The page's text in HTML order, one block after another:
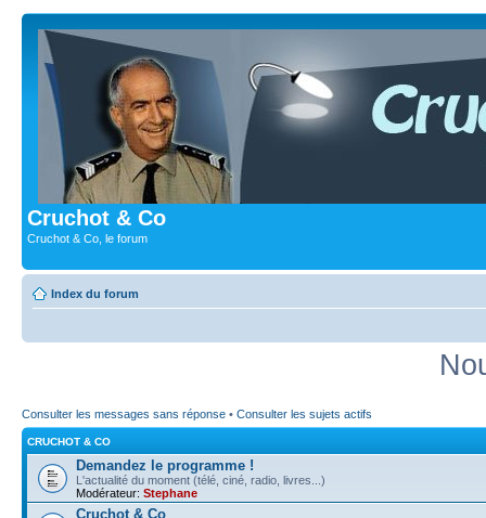
Cruchot & Co
Cruchot & Co, le forum
Index du forum
Consulter les messages sans réponse • Consulter les sujets actifs
CRUCHOT & CO
Demandez le programme !
L'actualité du moment (télé, ciné, radio, livres...)
Modérateur: Stephane
Cruchot & Co